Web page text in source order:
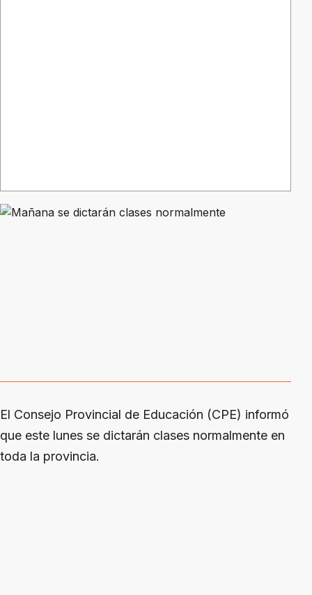
El Consejo Provincial de Educación (CPE) informó
que este lunes se dictarán clases normalmente en
toda la provincia.